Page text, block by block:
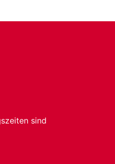
sind